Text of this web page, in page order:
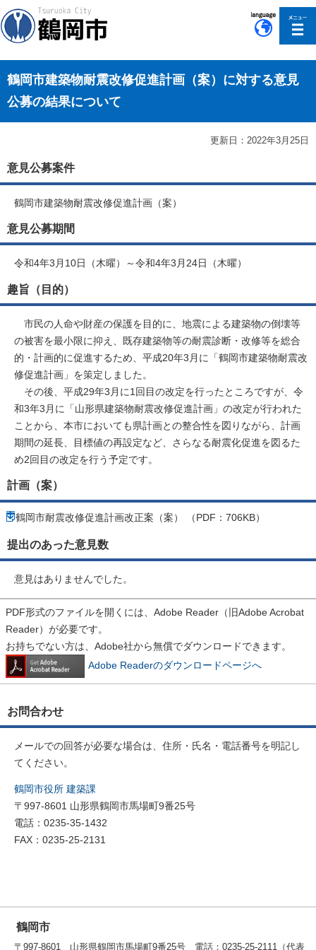
鶴岡市建築物耐震改修促進計画（案）に対する意見
公募の結果について
更新日：2022年3月25日
意見公募案件
鶴岡市建築物耐震改修促進計画（案）
意見公募期間
令和4年3月10日（木曜）～令和4年3月24日（木曜）
趣旨（目的）
市民の人命や財産の保護を目的に、地震による建築物の倒壊等
の被害を最小限に抑え、既存建築物等の耐震診断・改修等を総合
的・計画的に促進するため、平成20年3月に「鶴岡市建築物耐震改
修促進計画」を策定しました。
その後、平成29年3月に1回目の改定を行ったところですが、令
和3年3月に「山形県建築物耐震改修促進計画」の改定が行われた
ことから、本市においても県計画との整合性を図りながら、計画
期間の延長、目標値の再設定など、さらなる耐震化促進を図るた
め2回目の改定を行う予定です。
計画（案）
鶴岡市耐震改修促進計画改正案（案） （PDF：706KB）
提出のあった意見数
意見はありませんでした。
PDF形式のファイルを開くには、Adobe Reader（旧Adobe Acrobat
Reader）が必要です。
お持ちでない方は、Adobe社から無償でダウンロードできます。
Adobe Readerのダウンロードページへ
お問合わせ
メールでの回答が必要な場合は、住所・氏名・電話番号を明記し
てください。
鶴岡市役所 建築課
〒997-8601 山形県鶴岡市馬場町9番25号
電話：0235-35-1432
FAX：0235-25-2131
鶴岡市
〒997-8601 山形県鶴岡市馬場町9番25号 電話：0235-25-2111（代表